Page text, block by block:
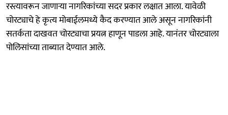
रस्त्यावरून जाणाऱ्या नागरिकांच्या सदर प्रकार लक्षात आला. यावेळी
चोरट्याचे हे कृत्य मोबाईलमध्ये कैद करण्यात आले असून नागरिकांनी
सतर्कता दाखवत चोरट्याचा प्रयत्न हाणून पाडला आहे. यानंतर चोरट्याला
पोलिसांच्या ताब्यात देण्यात आले.